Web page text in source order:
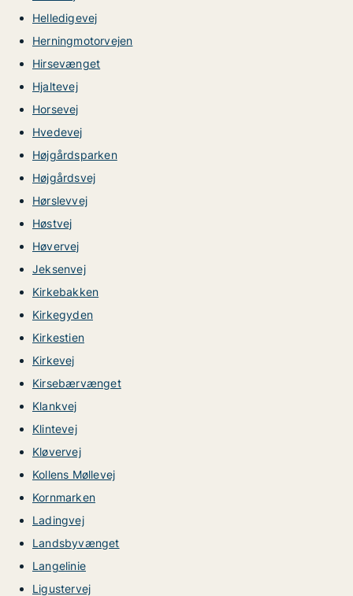
Helledigevej
Herningmotorvejen
Hirsevænget
Hjaltevej
Horsevej
Hvedevej
Højgårdsparken
Højgårdsvej
Hørslevvej
Høstvej
Høvervej
Jeksenvej
Kirkebakken
Kirkegyden
Kirkestien
Kirkevej
Kirsebærvænget
Klankvej
Klintevej
Kløvervej
Kollens Møllevej
Kornmarken
Ladingvej
Landsbyvænget
Langelinie
Ligustervej